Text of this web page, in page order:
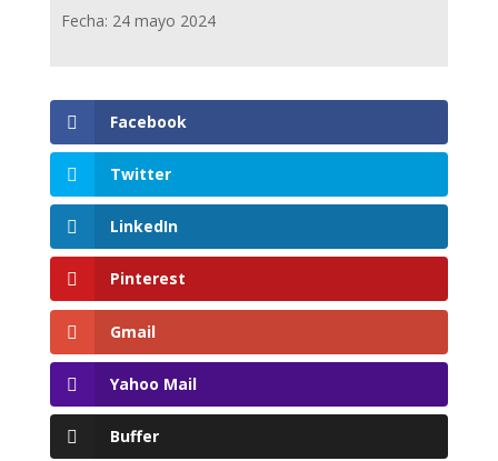
Fecha: 24 mayo 2024
Facebook
Twitter
LinkedIn
Pinterest
Gmail
Yahoo Mail
Buffer